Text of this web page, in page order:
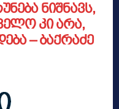
ნიშნავს,
კი არა,
– ბაქრაძე